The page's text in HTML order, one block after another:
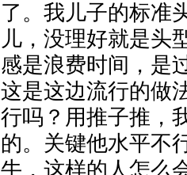
了。我儿子的标准
儿，没理好就是头
感是浪费时间，是
这是这边流行的做
行吗？用推子推，
的。关键他水平不
牛，这样的人怎么